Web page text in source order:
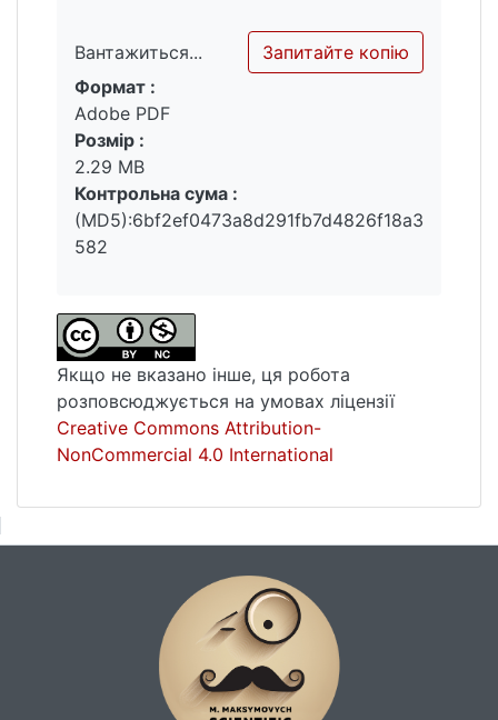
більш сталих транспортних та
інфраструктурних рішень.
Ключові слова : урбанізація аеропортів,
урбанізаційних процеси, туристичні
дестинації, аеропорт, Швейцарія, Велика
Британія.
Вантажиться...
Вантажиться...
Запитайте копію
Формат :
Adobe PDF
Розмір :
2.29 MB
Контрольна сума :
(MD5):6bf2ef0473a8d291fb7d4826f18a3
582
Якщо не вказано інше, ця робота
розповсюджується на умовах ліцензії
Creative Commons Attribution-
NonCommercial 4.0 International